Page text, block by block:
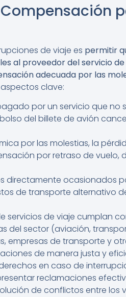
de viaje es permitir
al proveedor del servicio de
adecuada por las
clave:
por un servicio que no
del billete de avión
por las molestias, la
por retraso de vuelo,
directamente ocasionados
de transporte alternativo
servicios de viaje cumplan
del sector (aviación,
empresas de transporte y
de manera justa y
en caso de
reclamaciones
de conflictos entre los